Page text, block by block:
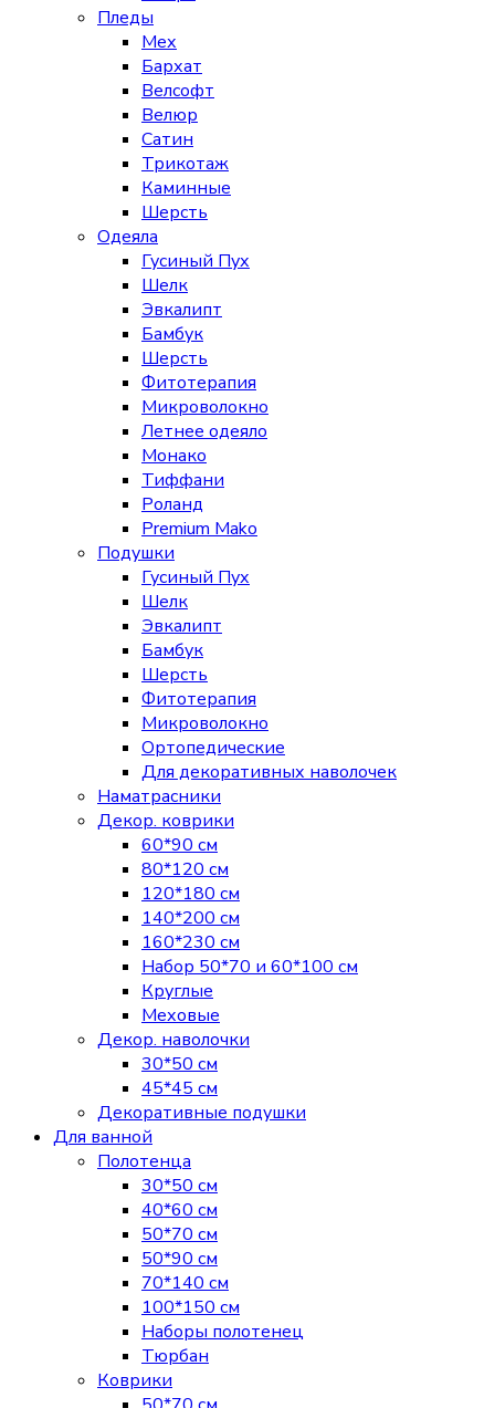
Пледы
Мех
Бархат
Велсофт
Велюр
Сатин
Трикотаж
Каминные
Шерсть
Одеяла
Гусиный Пух
Шелк
Эвкалипт
Бамбук
Шерсть
Фитотерапия
Микроволокно
Летнее одеяло
Монако
Тиффани
Роланд
Premium Mako
Подушки
Гусиный Пух
Шелк
Эвкалипт
Бамбук
Шерсть
Фитотерапия
Микроволокно
Ортопедические
Для декоративных наволочек
Наматрасники
Декор. коврики
60*90 см
80*120 см
120*180 см
140*200 см
160*230 см
Набор 50*70 и 60*100 см
Круглые
Меховые
Декор. наволочки
30*50 см
45*45 см
Декоративные подушки
Для ванной
Полотенца
30*50 см
40*60 см
50*70 см
50*90 см
70*140 см
100*150 см
Наборы полотенец
Тюрбан
Коврики